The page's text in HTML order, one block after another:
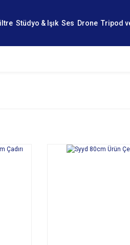
Stüdyo & Işık Ses Drone Tripod